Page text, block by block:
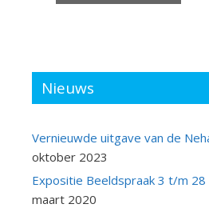
Nieuws
Vernieuwde uitgave van de
oktober 2023
Expositie Beeldspraak 3 t/m
maart 2020